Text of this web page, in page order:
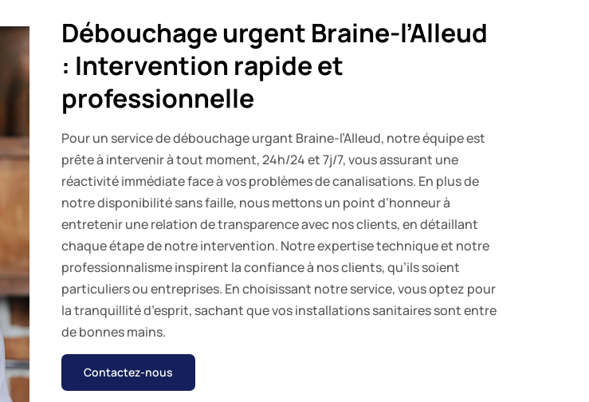
Débouchage urgent Braine-l’Alleud
: Intervention rapide et
professionnelle
Pour un service de débouchage urgant Braine-l’Alleud, notre équipe est
prête à intervenir à tout moment, 24h/24 et 7j/7, vous assurant une
réactivité immédiate face à vos problèmes de canalisations. En plus de
notre disponibilité sans faille, nous mettons un point d’honneur à
entretenir une relation de transparence avec nos clients, en détaillant
chaque étape de notre intervention. Notre expertise technique et notre
professionnalisme inspirent la confiance à nos clients, qu’ils soient
particuliers ou entreprises. En choisissant notre service, vous optez pour
la tranquillité d’esprit, sachant que vos installations sanitaires sont entre
de bonnes mains.
Contactez-nous